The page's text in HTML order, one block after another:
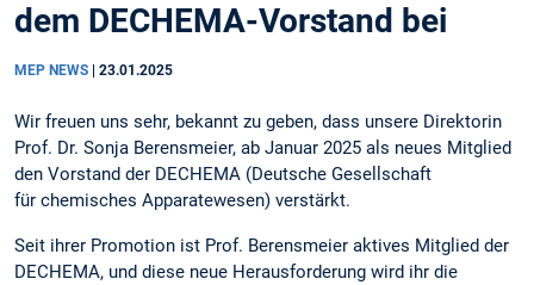
dem DECHEMA-Vorstand bei
MEP NEWS 23.01.2025
Wir freuen uns sehr, bekannt zu geben, dass unsere Direktorin
Prof. Dr. Sonja Berensmeier, ab Januar 2025 als neues Mitglied
den Vorstand der DECHEMA (Deutsche Gesellschaft
für chemisches Apparatewesen) verstärkt.
Seit ihrer Promotion ist Prof. Berensmeier aktives Mitglied der
DECHEMA, und diese neue Herausforderung wird ihr die